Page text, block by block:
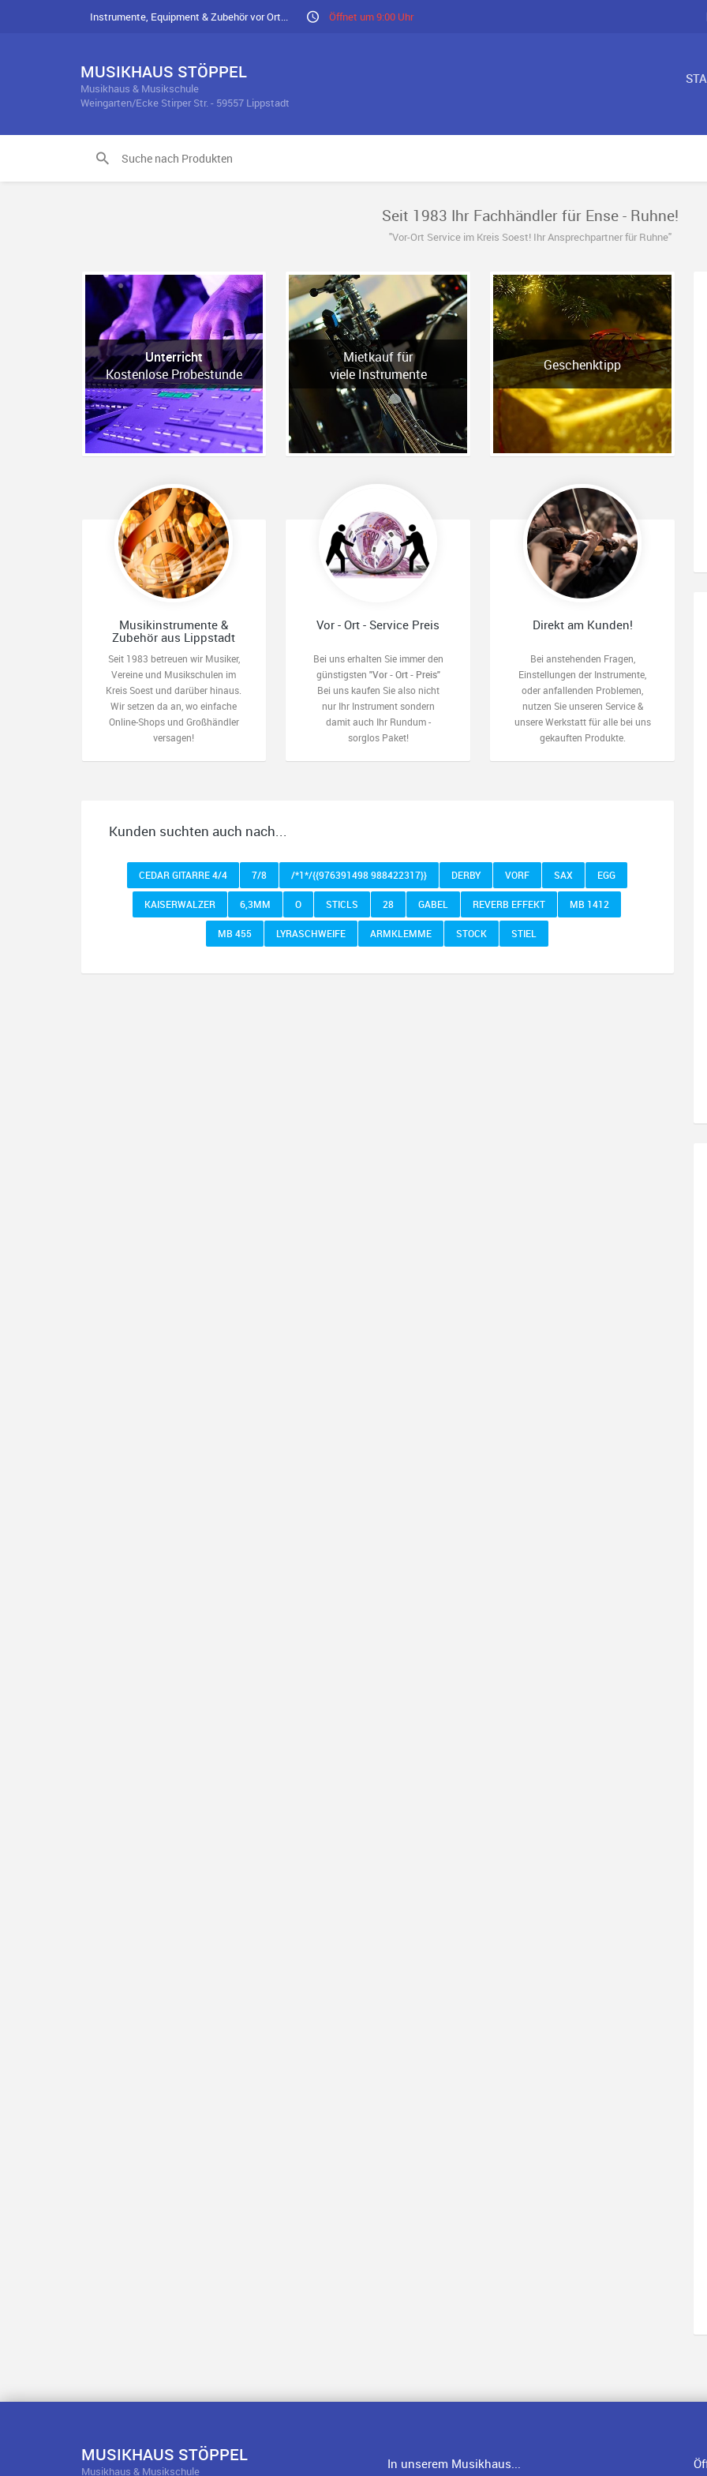
Instrumente, Equipment & Zubehör vor Ort... Öffnet um 9:00 Uhr
MUSIKHAUS STÖPPEL
Musikhaus & Musikschule
Weingarten/Ecke Stirper Str. - 59557 Lippstadt
Seit 1983 Ihr Fachhändler für Ense - Ruhne!
"Vor-Ort Service im Kreis Soest! Ihr Ansprechpartner für Ruhne"
Unterricht
Kostenlose Probestunde
Mietkauf für
viele Instrumente
Geschenktipp
Musikinstrumente &
Zubehör aus Lippstadt
Seit 1983 betreuen wir Musiker,
Vereine und Musikschulen im
Kreis Soest und darüber hinaus.
Wir setzen da an, wo einfache
Online-Shops und Großhändler
versagen!
Vor - Ort - Service Preis
Bei uns erhalten Sie immer den
günstigsten "Vor - Ort - Preis"
Bei uns kaufen Sie also nicht
nur Ihr Instrument sondern
damit auch Ihr Rundum -
sorglos Paket!
Direkt am Kunden!
Bei anstehenden Fragen,
Einstellungen der Instrumente,
oder anfallenden Problemen,
nutzen Sie unseren Service &
unsere Werkstatt für alle bei uns
gekauften Produkte.
Kunden suchten auch nach...
CEDAR GITARRE 4/4 7/8 /*1*/{{976391498 988422317}} DERBY VORF SAX EGG
KAISERWALZER 6,3MM O STICLS 28 GABEL REVERB EFFEKT MB 1412
MB 455 LYRASCHWEIFE ARMKLEMME STOCK STIEL
MUSIKHAUS STÖPPEL
Musikhaus & Musikschule In unserem Musikhaus...